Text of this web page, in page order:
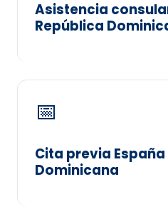
Asistencia
República
📅
Cita previa
Dominicana